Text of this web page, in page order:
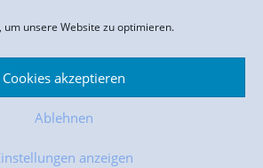
um unsere Website zu optimieren.
Cookies akzeptieren
Ablehnen
anzeigen
Datenschutz